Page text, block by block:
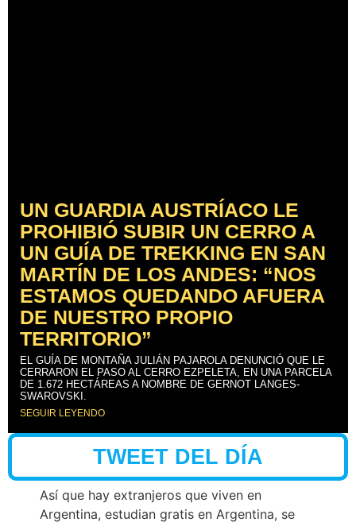
UN GUARDIA AUSTRÍACO LE
PROHIBIÓ SUBIR UN CERRO A
UN GUÍA DE TREKKING EN SAN
MARTÍN DE LOS ANDES: “NOS
ESTAMOS QUEDANDO AFUERA
DE NUESTRO PROPIO
TERRITORIO”
EL GUÍA DE MONTAÑA JULIÁN PAJAROLA DENUNCIÓ QUE LE
CERRARON EL PASO AL CERRO EZPELETA, EN UNA PARCELA
DE 1.672 HECTÁREAS A NOMBRE DE GERNOT LANGES-
SWAROVSKI.
SEGUIR LEYENDO
TWEET DEL DÍA
Así que hay extranjeros que viven en
Argentina, estudian gratis en Argentina, se